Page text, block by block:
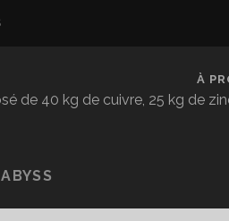
de 40 kg de cuivre, 25 kg de
À